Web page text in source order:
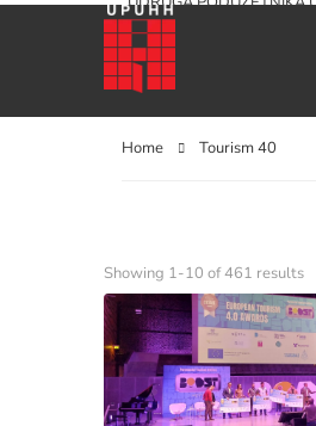
Home Tourism 40
Showing 1-10 of 461 results